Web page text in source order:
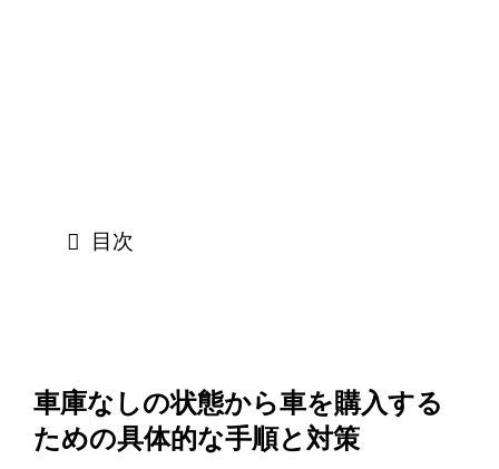
目次
車庫なしの状態から車を購入する
ための具体的な手順と対策